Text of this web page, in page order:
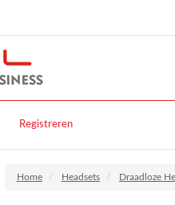
Registreren
Home Headsets Draadloze